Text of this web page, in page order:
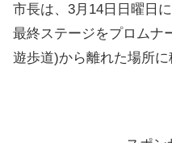
市長は、3月14日日曜日
最終ステージをプロムナ
遊歩道)から離れた場所に